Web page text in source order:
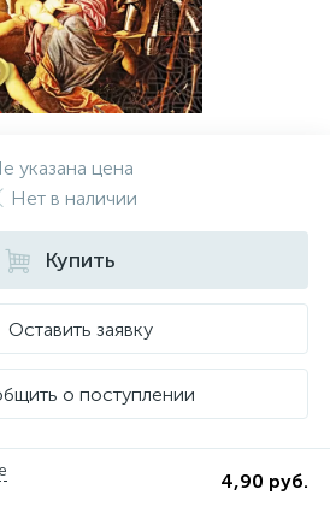
указана цена
Нет в наличии
Купить
Оставить заявку
о поступлении
4,90 руб.